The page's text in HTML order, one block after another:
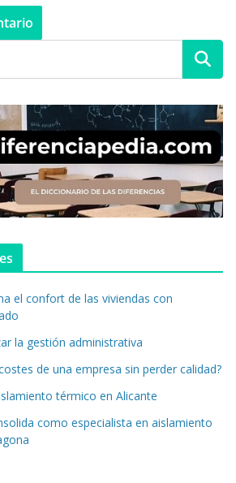
el confort de las viviendas con
la gestión administrativa
de una empresa sin perder calidad?
térmico en Alicante
como especialista en aislamiento